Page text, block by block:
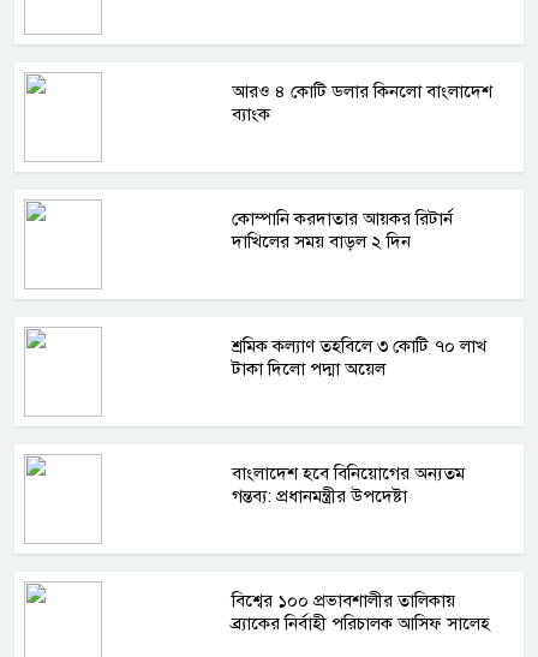
আরও ৪ কোটি ডলার কিনলো বাংলাদেশ
ব্যাংক
কোম্পানি করদাতার আয়কর রিটার্ন
দাখিলের সময় বাড়ল ২ দিন
শ্রমিক কল্যাণ তহবিলে ৩ কোটি ৭০ লাখ
টাকা দিলো পদ্মা অয়েল
বাংলাদেশ হবে বিনিয়োগের অন্যতম
গন্তব্য: প্রধানমন্ত্রীর উপদেষ্টা
বিশ্বের ১০০ প্রভাবশালীর তালিকায়
ব্র্যাকের নির্বাহী পরিচালক আসিফ সালেহ